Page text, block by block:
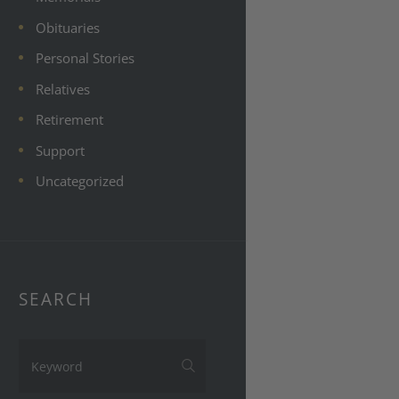
Obituaries
Personal Stories
Relatives
Retirement
Support
Uncategorized
SEARCH